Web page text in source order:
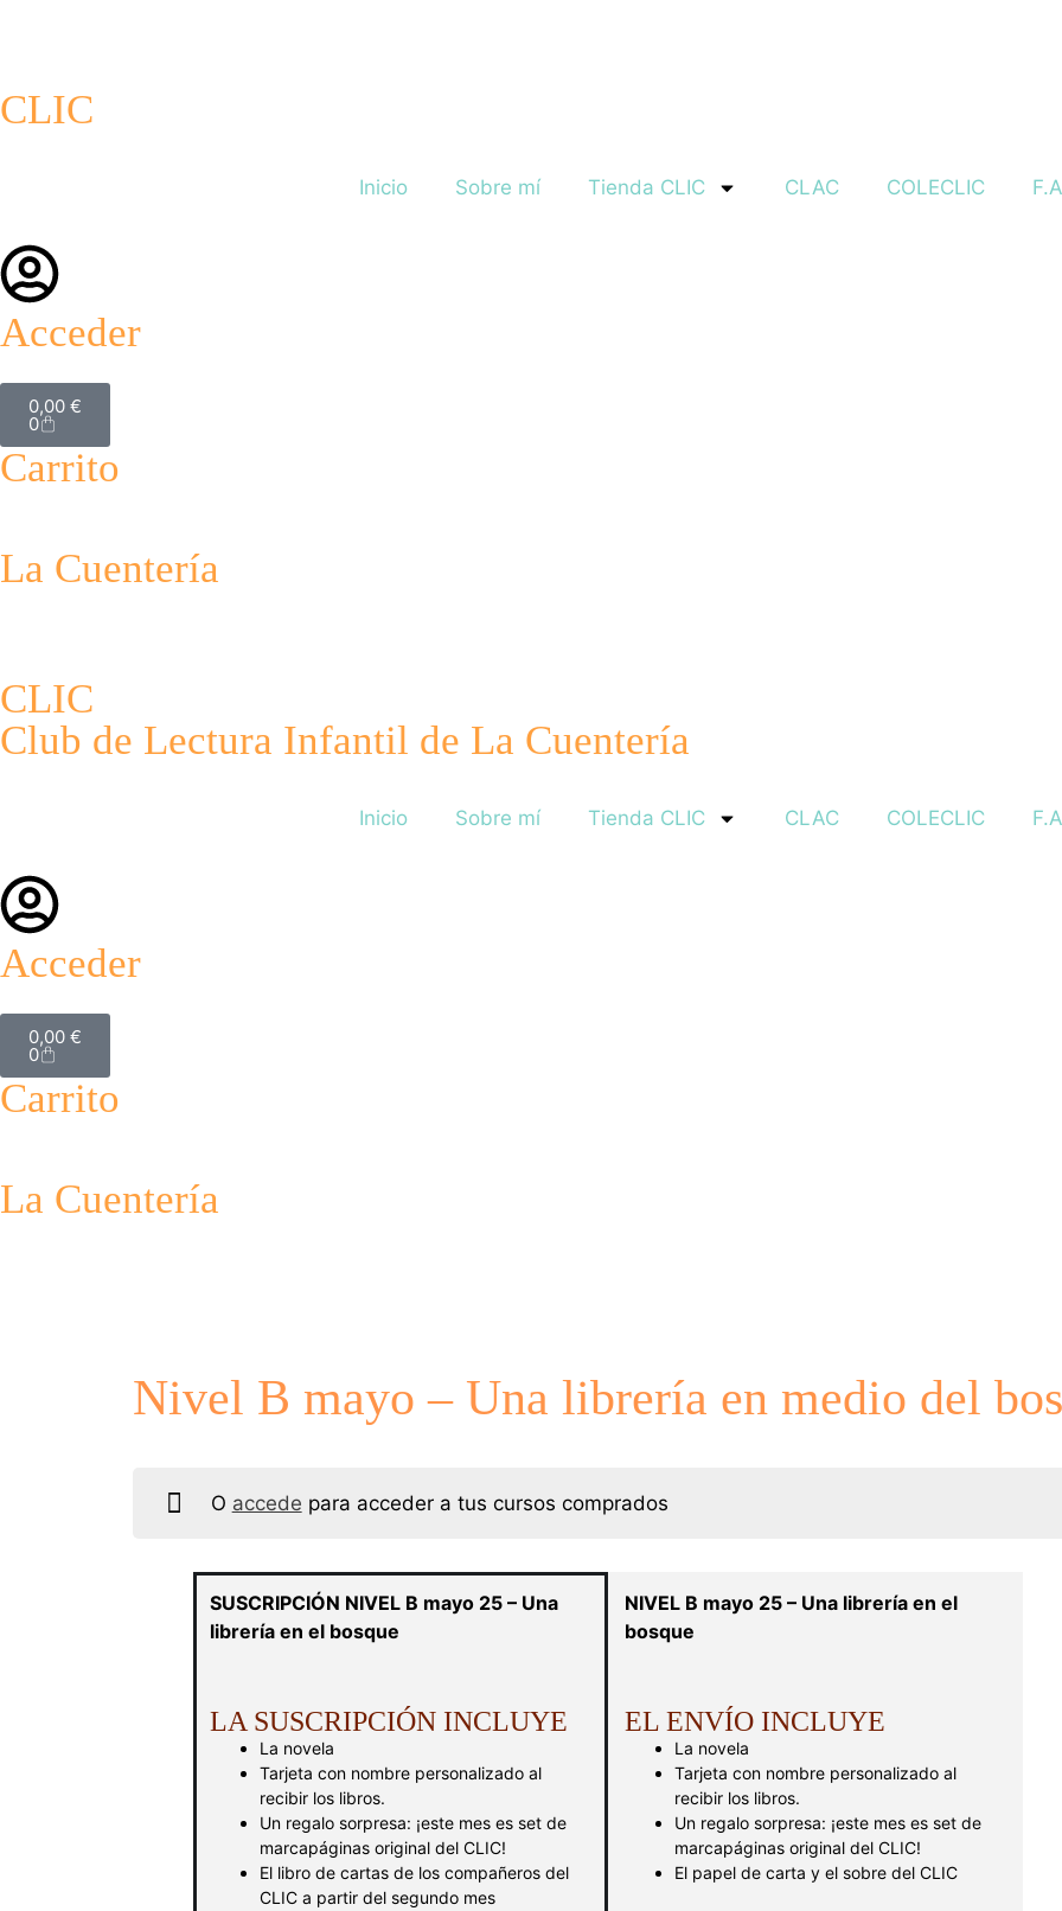
CLIC
Inicio Sobre mí Tienda CLIC CLAC COLECLIC
Acceder
0,00 €
0
Carrito
La Cuentería
CLIC
Club de Lectura Infantil de La Cuentería
Inicio Sobre mí Tienda CLIC CLAC COLECLIC
Acceder
0,00 €
0
Carrito
La Cuentería
Nivel B mayo – Una librería en medio del
O accede para acceder a tus cursos comprados
SUSCRIPCIÓN NIVEL B mayo 25 – Una
librería en el bosque
LA SUSCRIPCIÓN INCLUYE
La novela
Tarjeta con nombre personalizado al
recibir los libros.
Un regalo sorpresa: ¡este mes es set de
marcapáginas original del CLIC!
El libro de cartas de los compañeros del
CLIC a partir del segundo mes
NIVEL B mayo 25 – Una librería en el
bosque
EL ENVÍO INCLUYE
La novela
Tarjeta con nombre personalizado al
recibir los libros.
Un regalo sorpresa: ¡este mes es set de
marcapáginas original del CLIC!
El papel de carta y el sobre del CLIC